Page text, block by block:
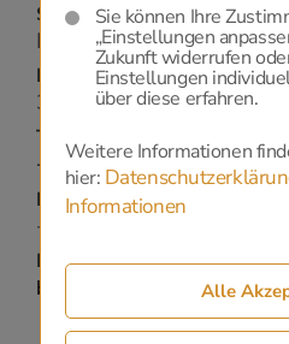
Strasse:
Hauptplatz 4
PLZ / ORT:
3741 - Pulkau
Telefon:
+43 0664 10 30 594
Fax:
+43 2946 22 61 15
Email:
bestattung-ruecker-
Sie können Ihre
„Einstellungen
Zukunft widerrufen
Einstellungen
über diese erfahren.
Weitere Informationen
hier:
Informationen
Alle